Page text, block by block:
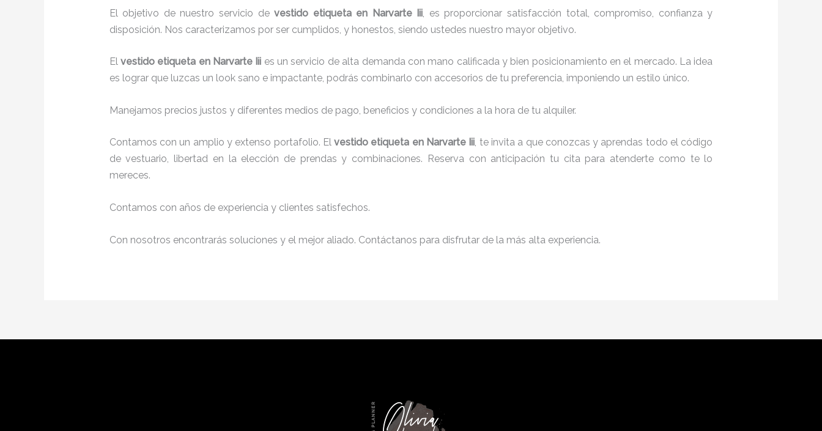
El objetivo de nuestro servicio devestido etiqueta en Narvarte Iii , es proporcionar satisfacción total, compromiso, confianza y
disposición. Nos caracterizamos por ser cumplidos, y honestos, siendo ustedes nuestro mayor objetivo.
Elvestido etiqueta en Narvarte Iii es un servicio de alta demanda con mano calificada y bien posicionamiento en el mercado. La idea
es lograr que luzcas un look sano e impactante, podrás combinarlo con accesorios de tu preferencia, imponiendo un estilo único.
Manejamos precios justos y diferentes medios de pago, beneficios y condiciones a la hora de tu alquiler.
Contamos con un amplio y extenso portafolio. Elvestido etiqueta en Narvarte Iii, te invita a que conozcas y aprendas todo el código
de vestuario, libertad en la elección de prendas y combinaciones. Reserva con anticipación tu cita para atenderte como te lo
mereces.
Contamos con años de experiencia y clientes satisfechos.
Con nosotros encontrarás soluciones y el mejor aliado. Contáctanos para disfrutar de la más alta experiencia.